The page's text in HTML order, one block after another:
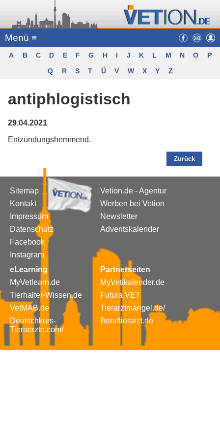
Menü ≡
A B C D E F G H I J K L M N O
P
Q
R S T Ü V W X Y Z
antiphlogistisch
29.04.2021
Entzündungshemmend.
Zurück
Sitemap
Kontakt
Impressum
Datenschutz
Facebook
Instagram
Vetion.de - Agentur
Werben bei Vetion
Newsletter
Adventskalender
eLearning
MyVetlearn.de
Tierhalter-Wissen.de
VetMAB.de
Deutschkurs-
Tieraerzte.com/
Partnerseiten
MyVetikalender.de
Futura.VET
Tierarztmangel.de/
Beruftierarzt.de